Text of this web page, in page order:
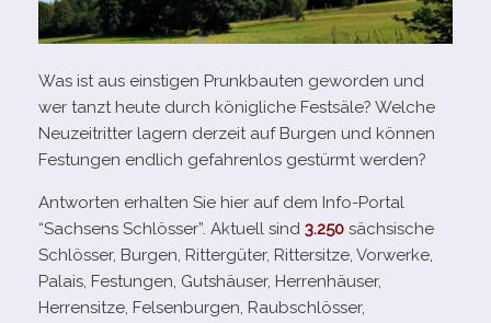
Was ist aus eins­ti­gen Prunkbauten gewor­den und
wer tanzt heute durch könig­li­che Festsäle? Welche
Neuzeitritter lagern der­zeit auf Burgen und kön­nen
Festungen end­lich gefah­ren­los gestürmt werden?
Antworten erhal­ten Sie hier auf dem Info-​Portal
“Sachsens Schlösser”. Aktuell sind 3.250 säch­si­sche
Schlösser, Burgen, Rittergüter, Rittersitze, Vorwerke,
Palais, Festungen, Gutshäuser, Herrenhäuser,
Herrensitze, Felsenburgen, Raubschlösser,